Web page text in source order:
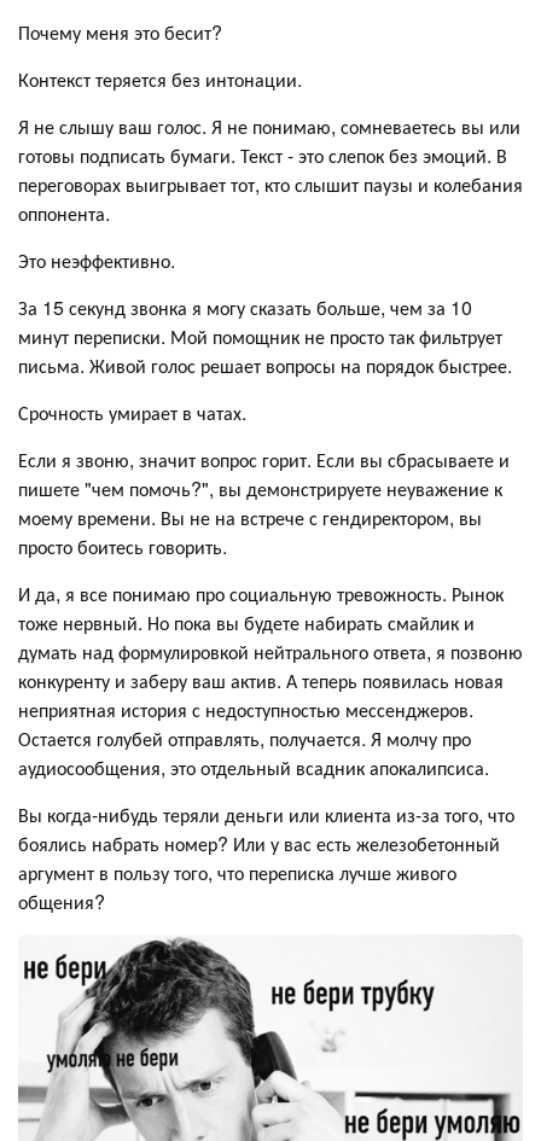
Почему меня это бесит?
Контекст теряется без интонации.
Я не слышу ваш голос. Я не понимаю, сомневаетесь вы или
готовы подписать бумаги. Текст - это слепок без эмоций. В
переговорах выигрывает тот, кто слышит паузы и колебания
оппонента.
Это неэффективно.
За 15 секунд звонка я могу сказать больше, чем за 10
минут переписки. Мой помощник не просто так фильтрует
письма. Живой голос решает вопросы на порядок быстрее.
Срочность умирает в чатах.
Если я звоню, значит вопрос горит. Если вы сбрасываете и
пишете "чем помочь?", вы демонстрируете неуважение к
моему времени. Вы не на встрече с гендиректором, вы
просто боитесь говорить.
И да, я все понимаю про социальную тревожность. Рынок
тоже нервный. Но пока вы будете набирать смайлик и
думать над формулировкой нейтрального ответа, я позвоню
конкуренту и заберу ваш актив. А теперь появилась новая
неприятная история с недоступностью мессенджеров.
Остается голубей отправлять, получается. Я молчу про
аудиосообщения, это отдельный всадник апокалипсиса.
Вы когда-нибудь теряли деньги или клиента из-за того, что
боялись набрать номер? Или у вас есть железобетонный
аргумент в пользу того, что переписка лучше живого
общения?